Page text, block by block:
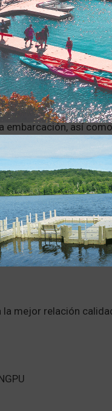
que sea
embarcación, así
por su ligereza son
mejor relación